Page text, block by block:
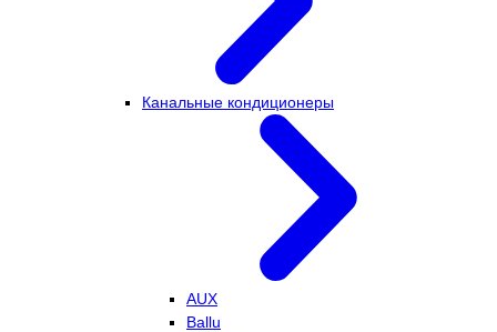
Канальные кондиционеры
AUX
Ballu